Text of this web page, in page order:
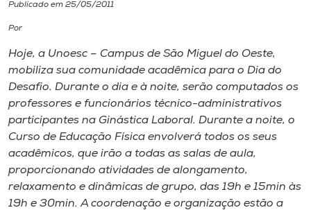
I.nova
Diplomados
Cultura
CPA
Biblioteca
Publicado em 25/05/2011
Por
Hoje, a Unoesc – Campus de São Miguel do Oeste,
mobiliza sua comunidade acadêmica para o Dia do
Desafio. Durante o dia e à noite, serão computados os
professores e funcionários técnico-administrativos
participantes na Ginástica Laboral. Durante a noite, o
Curso de Educação Física envolverá todos os seus
acadêmicos, que irão a todas as salas de aula,
proporcionando atividades de alongamento,
relaxamento e dinâmicas de grupo, das 19h e 15min às
19h e 30min. A coordenação e organização estão a